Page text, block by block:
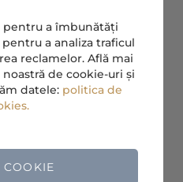
pentru a îmbunătăți
a analiza traficul
reclamelor. Află mai
de cookie-uri și
datele: politica de
COOKIE